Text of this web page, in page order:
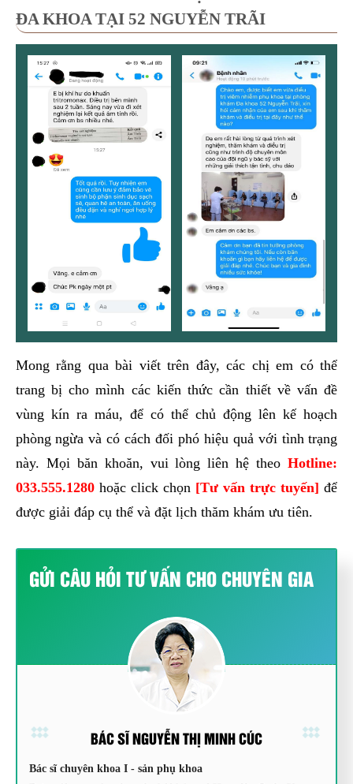
ĐA KHOA TẠI 52 NGUYỄN TRÃI
Mong rằng qua bài viết trên đây, các chị em có thể
trang bị cho mình các kiến thức cần thiết về vấn đề
vùng kín ra máu, để có thể chủ động lên kế hoạch
phòng ngừa và có cách đối phó hiệu quả với tình trạng
này. Mọi băn khoăn, vui lòng liên hệ theo Hotline:
033.555.1280hoặc click chọn [Tư vấn trực tuyến]để
được giải đáp cụ thể và đặt lịch thăm khám ưu tiên.
GỬI CÂU HỎI TƯ VẤN CHO CHUYÊN GIA
BÁC SĨ NGUYỄN THỊ MINH CÚC
Bác sĩ chuyên khoa I - sản phụ khoa